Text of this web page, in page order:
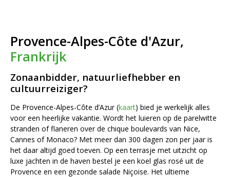
Provence-Alpes-Côte d'Azur,
Frankrijk
Zonaanbidder, natuurliefhebber en
cultuurreiziger?
De Provence-Alpes-Côte d’Azur (kaart) bied je werkelijk alles
voor een heerlijke vakantie. Wordt het luieren op de parelwitte
stranden of flaneren over de chique boulevards van Nice,
Cannes of Monaco? Met meer dan 300 dagen zon per jaar is
het daar altijd goed toeven. Op een terrasje met uitzicht op
luxe jachten in de haven bestel je een koel glas rosé uit de
Provence en een gezonde salade Niçoise. Het ultieme